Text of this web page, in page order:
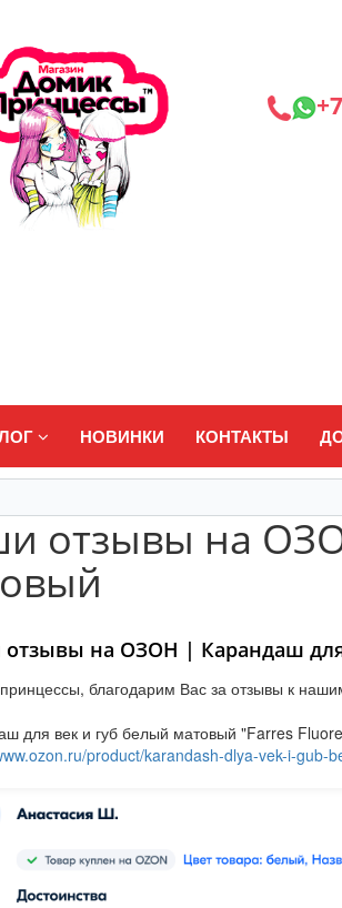
НОВИНКИ КОНТАКТЫ
отзывы на
на ОЗОН | Карандаш
благодарим Вас за отзывы к
для век и губ белый матовый "Farres
product/karandash-dlya-vek-i-